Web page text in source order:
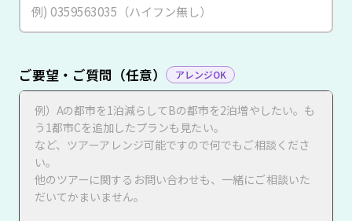
ご要望・ご質問（任意） アレンジOK